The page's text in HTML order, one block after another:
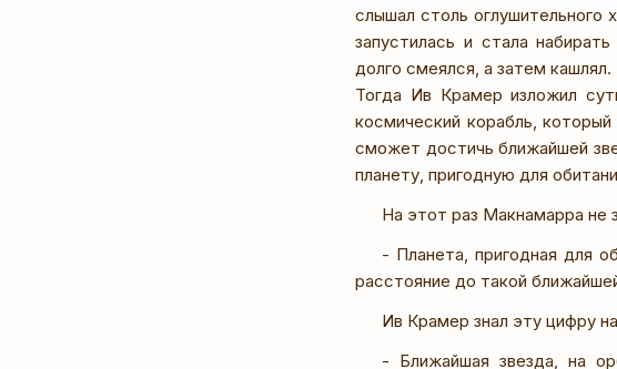
слышал столь
запустилась и стала
долго смеялся, а затем
Тогда Ив Крамер изложил
космический корабль,
сможет достичь ближайшей
планету, пригодную для
На этот раз Макнамарра не
- Планета, пригодная для
расстояние до такой
Ив Крамер знал эту цифру
- Ближайшая звезда, на